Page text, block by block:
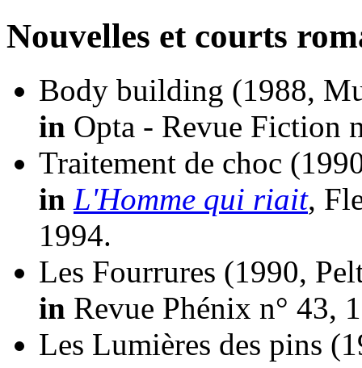
Nouvelles et courts
Body building (1988,
in Opta - Revue Fiction
Traitement de choc
in L'Homme qui riait,
1994.
Les Fourrures (1990,
in Revue Phénix n° 43,
Les Lumières des pins